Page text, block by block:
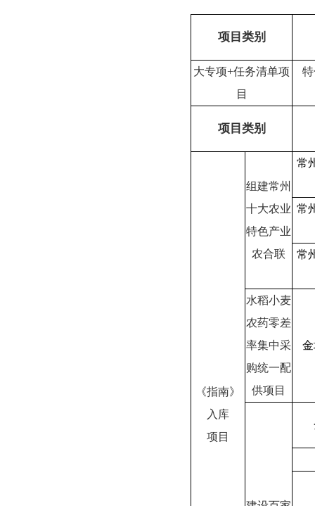
项目类别
大专项+任务清单项
目
项目类别
《指南》
入库
项目
组建常州
十大农业
特色产业
农合联
常
常
常
水稻小麦
农药零差
率集中采
购统一配
供项目